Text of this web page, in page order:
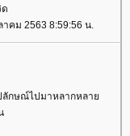
าคม 2563 8:59:56 น.
ลักษณ์ไปมาหลากหลา